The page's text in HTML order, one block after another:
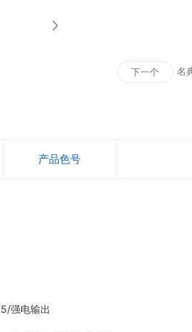
下一个 名
产品色号
强电输出